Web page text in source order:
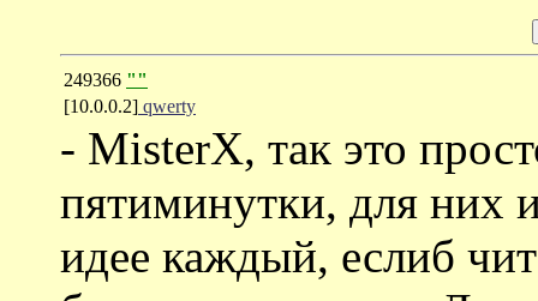
249366 ""
[10.0.0.2] qwerty
- MisterX, так это
пятиминутки, для них
идее каждый, еслиб